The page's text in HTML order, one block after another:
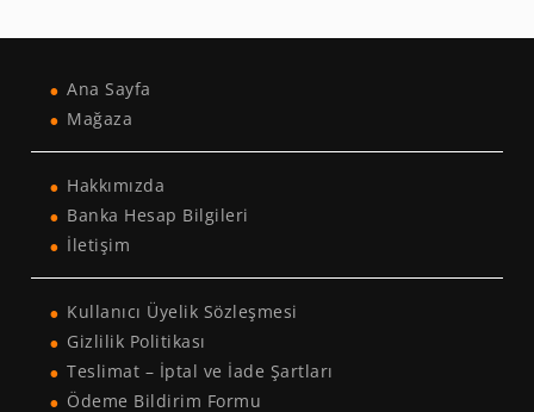
Ana Sayfa
Mağaza
Hakkımızda
Banka Hesap Bilgileri
İletişim
Kullanıcı Üyelik Sözleşmesi
Gizlilik Politikası
Teslimat – İptal ve İade Şartları
Ödeme Bildirim Formu